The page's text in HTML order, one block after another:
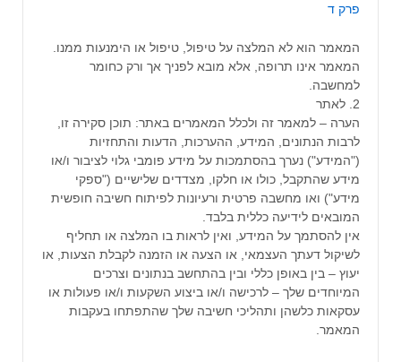
פרק ד
המאמר הוא לא המלצה על טיפול, טיפול או הימנעות ממנו.
המאמר אינו תרופה, אלא מובא לפניך אך ורק כחומר
למחשבה.
2. לאתר
הערה – למאמר זה ולכלל המאמרים באתר: תוכן סקירה זו,
לרבות הנתונים, המידע, ההערכות, הדעות והתחזיות
("המידע") נערך בהסתמכות על מידע פומבי גלוי לציבור ו/או
מידע שהתקבל, כולו או חלקו, מצדדים שלישיים ("ספקי
מידע") ואו מחשבה פרטית ורעיונות לפיתוח חשיבה חופשית
המובאים לידיעה כללית בלבד.
אין להסתמך על המידע, ואין לראות בו המלצה או תחליף
לשיקול דעתך העצמאי, או הצעה או הזמנה לקבלת הצעות, או
יעוץ – בין באופן כללי ובין בהתחשב בנתונים וצרכים
המיוחדים שלך – לרכישה ו/או ביצוע השקעות ו/או פעולות או
עסקאות כלשהן ותהליכי חשיבה שלך שהתפתחו בעקבות
המאמר.